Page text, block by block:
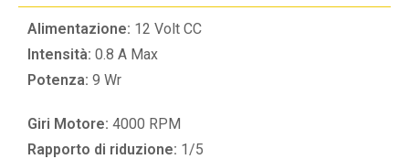
Alimentazione: 12 Volt CC
Intensità: 0.8 A Max
Potenza: 9 Wr
Giri Motore: 4000 RPM
Rapporto di riduzione: 1/5